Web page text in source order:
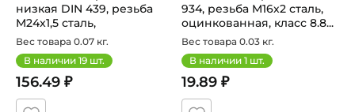
низкая DIN 439, резьба
M24x1,5 сталь,
оцинкованная, ...
Вес товара 0.07 кг.
В наличии 19 шт.
156.49 ₽
934, резьба M16х2 сталь,
оцинкованная, класс 8.8...
Вес товара 0.03 кг.
В наличии 1 шт.
19.89 ₽